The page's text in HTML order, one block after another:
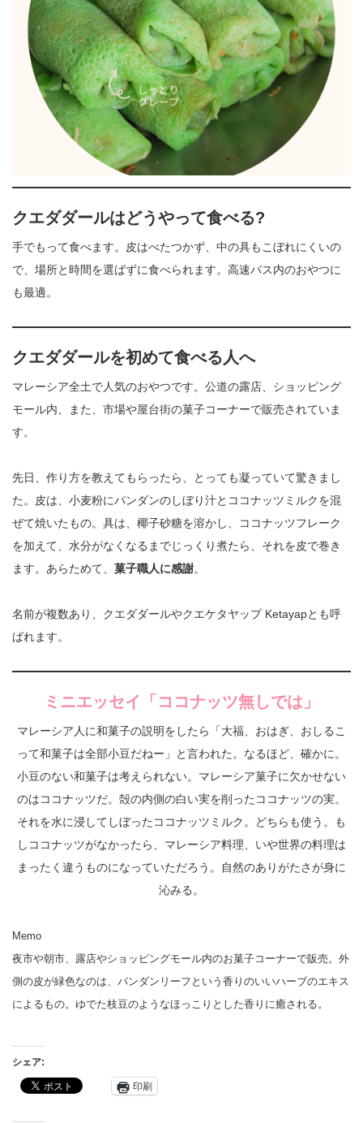
クエダダールはどうやって食べる?
手でもって食べます。皮はべたつかず、中の具もこぼれにくいの
で、場所と時間を選ばずに食べられます。高速バス内のおやつに
も最適。
クエダダールを初めて食べる人へ
マレーシア全土で人気のおやつです。公道の露店、ショッピング
モール内、また、市場や屋台街の菓子コーナーで販売されていま
す。
先日、作り方を教えてもらったら、とっても凝っていて驚きまし
た。皮は、小麦粉にパンダンのしぼり汁とココナッツミルクを混
ぜて焼いたもの。具は、椰子砂糖を溶かし、ココナッツフレーク
を加えて、水分がなくなるまでじっくり煮たら、それを皮で巻き
ます。あらためて、 菓子職人に感謝。
名前が複数あり、クエダダールやクエケタヤップ Ketayapとも呼
ばれます。
ミニエッセイ「ココナッツ無しでは」
マレーシア人に和菓子の説明をしたら「大福、おはぎ、おしるこ
って和菓子は全部小豆だねー」と言われた。なるほど、確かに。
小豆のない和菓子は考えられない。マレーシア菓子に欠かせない
のはココナッツだ。殻の内側の白い実を削ったココナッツの実。
それを水に浸してしぼったココナッツミルク。どちらも使う。も
しココナッツがなかったら、マレーシア料理、いや世界の料理は
まったく違うものになっていただろう。自然のありがたさが身に
沁みる。
Memo
夜市や朝市、露店やショッピングモール内のお菓子コーナーで販売。外
側の皮が緑色なのは、パンダンリーフという香りのいいハーブのエキス
によるもの。ゆでた枝豆のようなほっこりとした香りに癒される。
シェア:
印刷